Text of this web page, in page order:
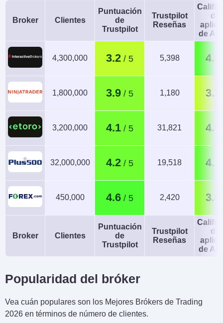
Broker Clientes
Puntuación
de
Trustpilot
Trustpilot
Reseñas
de
de
4,300,000 3.2 5,398 4.5
1,800,000 3.9 1,180 3.2
3,200,000 4.1 31,821 4.0
32,000,000 4.2 19,518 4.3
450,000 4.6 2,420 3.8
Broker Clientes
Puntuación
de
Trustpilot
Trustpilot
Reseñas
de
de
Popularidad del bróker
Vea cuán populares son los Mejores Brókers de Trading
2026 en términos de número de clientes.